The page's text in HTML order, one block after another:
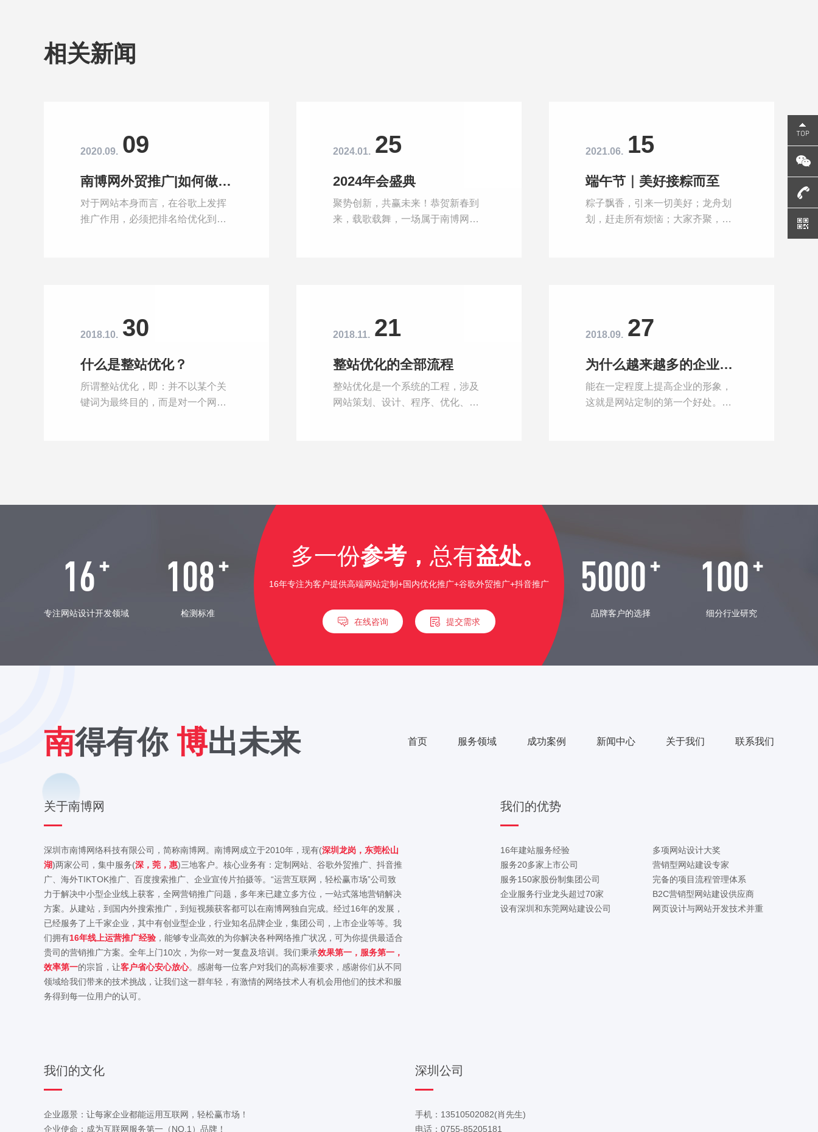
相关新闻
2020.09. 09
南博网外贸推广|如何做好谷歌推广？
对于网站本身而言，在谷歌上发挥
推广作用，必须把排名给优化到首
2024.01. 25
2024年会盛典
聚势创新，共赢未来！恭贺新春到
来，载歌载舞，一场属于南博网的
2021.06. 15
端午节｜美好接粽而至
粽子飘香，引来一切美好；龙舟划
划，赶走所有烦恼；大家齐聚，共
2018.10. 30
什么是整站优化？
所谓整站优化，即：并不以某个关
键词为最终目的，而是对一个网站
2018.11. 21
整站优化的全部流程
整站优化是一个系统的工程，涉及
网站策划、设计、程序、优化、营
2018.09. 27
为什么越来越多的企业选择定制网站？
能在一定程度上提高企业的形象，
这就是网站定制的第一个好处。一
16+
专注网站设计开发领域
108+
检测标准
多一份参考， 总有益处。
16年专注为客户提供高端网站定制+国内优化推广+谷歌外贸推广+抖音推广
在线咨询 提交需求
5000+
品牌客户的选择
100+
细分行业研究
南得有你 博出未来 首页 服务领域 成功案例 新闻中心 关于我们 联系我们
关于南博网
深圳市南博网络科技有限公司，简称南博网。南博网成立于2010年，现有(深圳龙岗，东莞松山
湖)两家公司，集中服务(深，莞，惠)三地客户。核心业务有：定制网站、谷歌外贸推广、抖音推
广、海外TIKTOK推广、百度搜索推广、企业宣传片拍摄等。“运营互联网，轻松赢市场”公司致
力于解决中小型企业线上获客，全网营销推广问题，多年来已建立多方位，一站式落地营销解决
方案。从建站，到国内外搜索推广，到短视频获客都可以在南博网独自完成。经过16年的发展，
已经服务了上千家企业，其中有创业型企业，行业知名品牌企业，集团公司，上市企业等等。我
们拥有16年线上运营推广经验 ，能够专业高效的为你解决各种网络推广状况，可为你提供最适合
贵司的营销推广方案。全年上门10次，为你一对一复盘及培训。我们秉承效果第一，服务第一，
效率第一的宗旨，让客户省心安心放心。感谢每一位客户对我们的高标准要求，感谢你们从不同
领域给我们带来的技术挑战，让我们这一群年轻，有激情的网络技术人有机会用他们的技术和服
务得到每一位用户的认可。
我们的优势
16年建站服务经验
多项网站设计大奖
服务20多家上市公司
营销型网站建设专家
服务150家股份制集团公司
完备的项目流程管理体系
企业服务行业龙头超过70家
B2C营销型网站建设供应商
设有深圳和东莞网站建设公司
网页设计与网站开发技术并重
我们的文化
企业愿景：让每家企业都能运用互联网，轻松赢市场！
企业使命：成为互联网服务第一（NO.1）品牌！
深圳公司
手机：13510502082(肖先生)
电话：0755-85205181